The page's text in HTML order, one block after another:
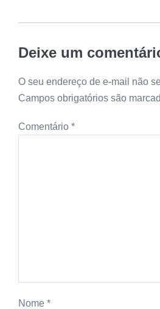
Deixe um
O seu endereço de e-mail não
Campos obrigatórios são
Comentário *
Nome *